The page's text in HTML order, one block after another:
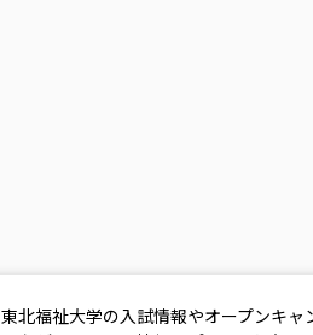
東北福祉大学の入試情報やオープンキャ